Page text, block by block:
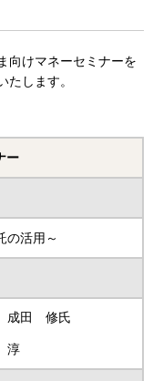
向けマネーセミナーを
します。
ー
の活用～
成田 修氏
淳